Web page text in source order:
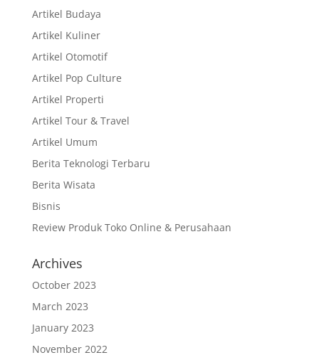
Artikel Budaya
Artikel Kuliner
Artikel Otomotif
Artikel Pop Culture
Artikel Properti
Artikel Tour & Travel
Artikel Umum
Berita Teknologi Terbaru
Berita Wisata
Bisnis
Review Produk Toko Online & Perusahaan
Archives
October 2023
March 2023
January 2023
November 2022